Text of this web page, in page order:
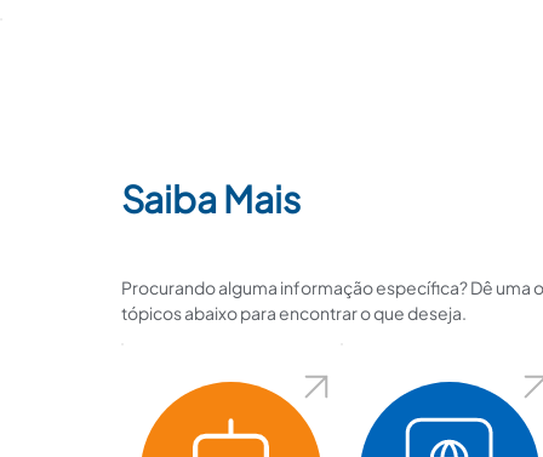
Saiba Mais
Procurando alguma informação específica? Dê uma
tópicos abaixo para encontrar o que deseja.